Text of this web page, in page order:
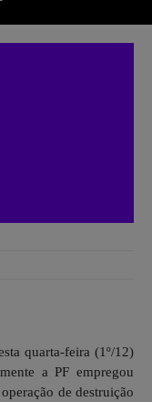
quarta-feira (1º/12)
a PF empregou
de destruição